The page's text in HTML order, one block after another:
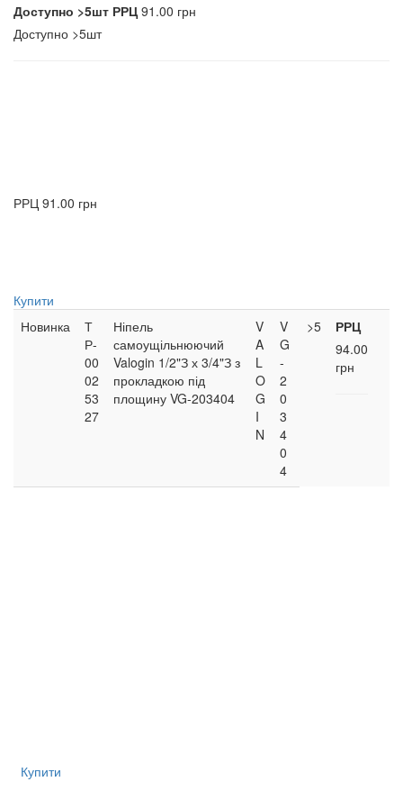
Доступно >5шт РРЦ91.00 грн
Доступно >5шт
РРЦ 91.00 грн
Купити
Новинка
Т
Р-
00
02
53
27
Ніпель
самоущільнюючий
Valogin 1/2"З х 3/4"З з
прокладкою під
площину VG-203404
V
A
L
O
G
I
N
V
G
-
2
0
3
4
0
4
>5
РРЦ
94.00
грн
Купити